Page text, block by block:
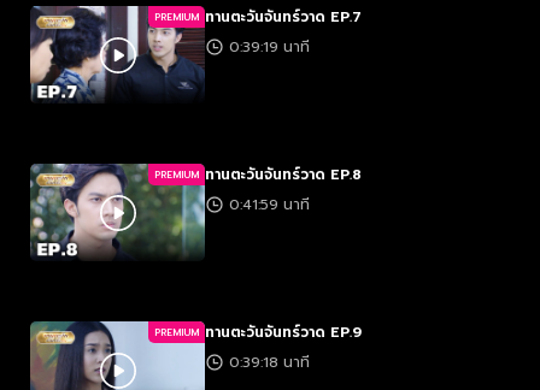
PREMIUM ทานตะวันจันทร์วาด EP.7
0:39:19 นาที
PREMIUM ทานตะวันจันทร์วาด EP.8
0:41:59 นาที
PREMIUM ทานตะวันจันทร์วาด EP.9
0:39:18 นาที